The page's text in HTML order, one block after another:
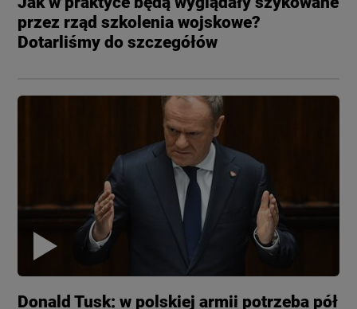
przez rząd szkolenia wojskowe?
Dotarliśmy do szczegółów
Donald Tusk: w polskiej armii potrzeba pół